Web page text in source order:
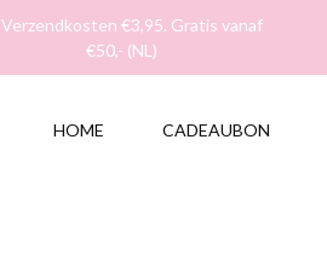
Verzendkosten €3,95. Gratis vanaf
€50,- (NL)
HOME CADEAUBON